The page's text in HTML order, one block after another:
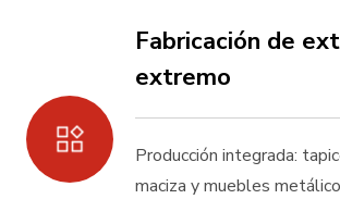
Fabricación de
extremo
Producción integrada:
maciza y muebles